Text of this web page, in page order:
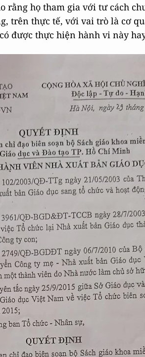
rằng họ tham gia với tư cách
trên thực tế, với vai trò là cơ
có được thực hiện hành vi này